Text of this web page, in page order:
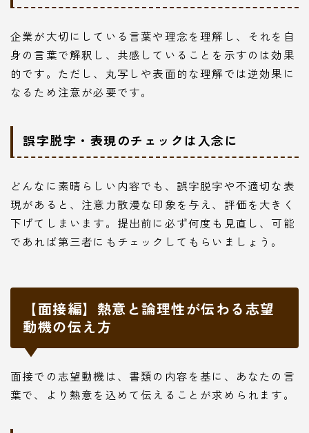
企業が大切にしている言葉や理念を理解し、それを自
身の言葉で解釈し、共感していることを示すのは効果
的です。ただし、丸写しや表面的な理解では逆効果に
なるため注意が必要です。
誤字脱字・表現のチェックは入念に
どんなに素晴らしい内容でも、誤字脱字や不適切な表
現があると、注意力散漫な印象を与え、評価を大きく
下げてしまいます。提出前に必ず何度も見直し、可能
であれば第三者にもチェックしてもらいましょう。
【面接編】熱意と論理性が伝わる志望
動機の伝え方
面接での志望動機は、書類の内容を基に、あなたの言
葉で、より熱意を込めて伝えることが求められます。